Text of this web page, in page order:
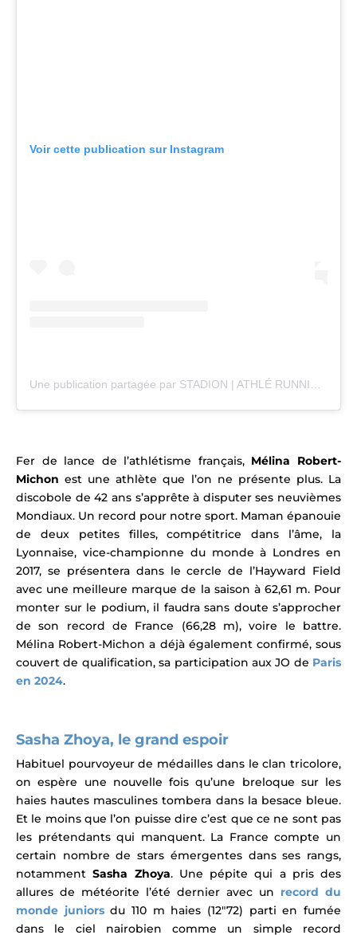
Voir cette publication sur Instagram
Fer de lance de l’athlétisme français, Mélina Robert-
Michonest une athlète que l’on ne présente plus. La
discobole de 42 ans s’apprête à disputer ses neuvièmes
Mondiaux. Un record pour notre sport. Maman épanouie
de deux petites filles, compétitrice dans l’âme, la
Lyonnaise, vice-championne du monde à Londres en
2017, se présentera dans le cercle de l’Hayward Field
avec une meilleure marque de la saison à 62,61 m. Pour
monter sur le podium, il faudra sans doute s’approcher
de son record de France (66,28 m), voire le battre.
Mélina Robert-Michon a déjà également confirmé, sous
couvert de qualification, sa participation aux JO de Paris
en 2024.
Sasha Zhoya, le grand espoir
Habituel pourvoyeur de médailles dans le clan tricolore,
on espère une nouvelle fois qu’une breloque sur les
haies hautes masculines tombera dans la besace bleue.
Et le moins que l’on puisse dire c’est que ce ne sont pas
les prétendants qui manquent. La France compte un
certain nombre de stars émergentes dans ses rangs,
notammentSasha Zhoya. Une pépite qui a pris des
allures de météorite l’été dernier avec un record du
monde juniorsdu 110 m haies (12″72) parti en fumée
dans le ciel nairobien comme un simple record